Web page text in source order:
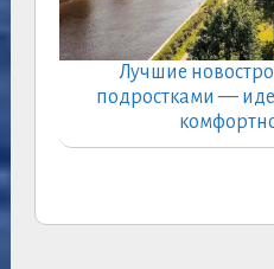
Лучшие
подростками —